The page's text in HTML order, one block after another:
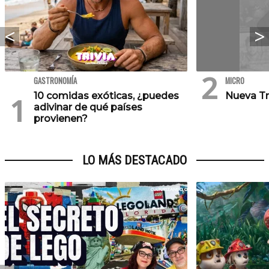
GASTRONOMÍA
10 comidas exóticas, ¿puedes
adivinar de qué países
provienen?
MICRO
Nueva
LO MÁS DESTACADO